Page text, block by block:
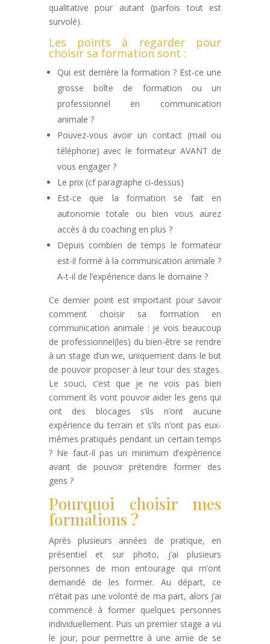
qualitative pour autant (parfois tout est
survolé).
Les points à regarder pour
choisir sa formation sont :
Qui est derrière la formation ? Est-ce une
grosse boîte de formation ou un
professionnel en communication
animale ?
Pouvez-vous avoir un contact (mail ou
téléphone) avec le formateur AVANT de
vous engager ?
Le prix (cf paragraphe ci-dessus)
Est-ce que la formation se fait en
autonomie totale ou bien vous aurez
accès à du coaching en plus ?
Depuis combien de temps le formateur
est-il formé à la communication animale ?
A-t-il de l’expérience dans le domaine ?
Ce dernier point est important pour savoir
comment choisir sa formation en
communication animale : je vois beaucoup
de professionnel(les) du bien-être se rendre
à un stage d’un we, uniquement dans le but
de pouvoir proposer à leur tour des stages.
Le souci, c’est que je ne vois pas bien
comment ils vont pouvoir aider les gens qui
ont des blocages s’ils n’ont aucune
expérience du terrain et s’ils n’ont pas eux-
mêmes pratiqués pendant un certain temps
? Ne faut-il pas un minimum d’expérience
avant de pouvoir prétendre former des
gens ?
Pourquoi choisir mes
formations ?
Après plusieurs années de pratique, en
présentiel et sur photo, j’ai plusieurs
personnes de mon entourage qui m’ont
demandé de les former. Au départ, ce
n’était pas une volonté de ma part, alors j’ai
commencé à former quelques personnes
individuellement. Puis un premier stage a vu
le jour, pour permettre à une amie de se